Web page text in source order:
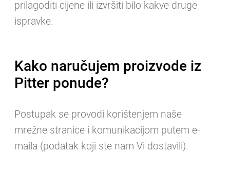
prilagoditi cijene ili izvršiti bilo kakve druge
ispravke.
Kako naručujem proizvode iz
Pitter ponude?
Postupak se provodi korištenjem naše
mrežne stranice i komunikacijom putem e-
maila (podatak koji ste nam Vi dostavili).